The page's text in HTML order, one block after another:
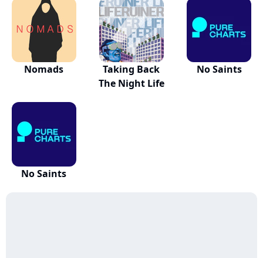
Nomads
Taking Back
The Night Life
No Saints
No Saints